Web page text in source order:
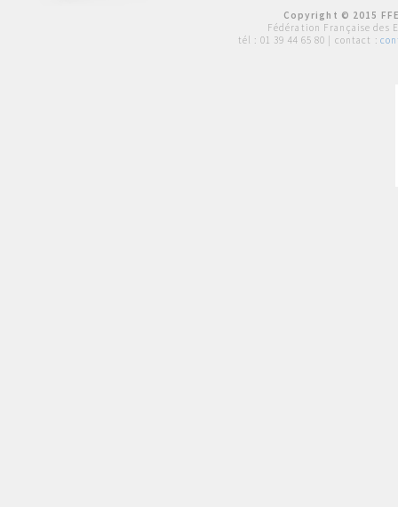
Copyright © 2015
Fédération Française des
tél : 01 39 44 65 80 | contact :